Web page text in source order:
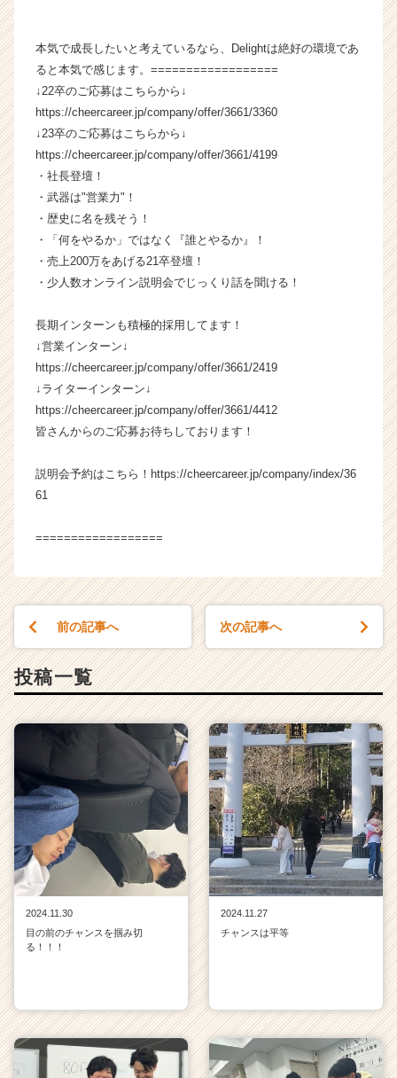
本気で成長したいと考えているなら、Delightは絶好の環境であ
ると本気で感じます。==================
↓22卒のご応募はこちらから↓
https://cheercareer.jp/company/offer/3661/3360
↓23卒のご応募はこちらから↓
https://cheercareer.jp/company/offer/3661/4199
・社長登壇！
・武器は"営業力"！
・歴史に名を残そう！
・「何をやるか」ではなく『誰とやるか』！
・売上200万をあげる21卒登壇！
・少人数オンライン説明会でじっくり話を聞ける！
長期インターンも積極的採用してます！
↓営業インターン↓
https://cheercareer.jp/company/offer/3661/2419
↓ライターインターン↓
https://cheercareer.jp/company/offer/3661/4412
皆さんからのご応募お待ちしております！
説明会予約はこちら！https://cheercareer.jp/company/index/36
61
==================
前の記事へ 次の記事へ
投稿一覧
2024.11.30
目の前のチャンスを掴み切
る！！！
2024.11.27
チャンスは平等